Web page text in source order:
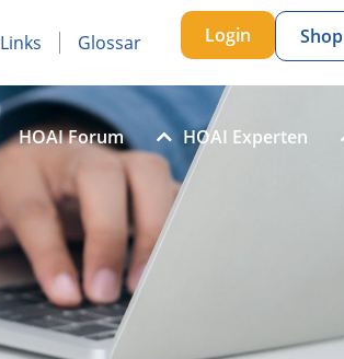
Links Glossar Login Shop
HOAI Forum HOAI Experten